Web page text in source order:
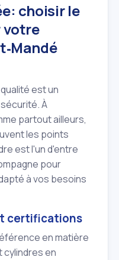
choisir le
votre
est un
À
partout ailleurs,
les points
est l'un d'entre
pour
à vos besoins
certifications
en matière
en